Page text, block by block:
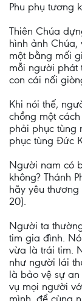
Phu phụ tương
Thiên Chúa
hình ảnh
một bằng mối
mỗi người phát
con cái nối
Khi nói thế,
chồng một
phải phục tùng
phục tùng Đức
Người nam có
không? Thánh
hãy yêu
20).
Người ta
tim gia đình.
vừa là trái tim.
như người lái
là bảo vệ sự
vụ mọi người
mình, để cùng